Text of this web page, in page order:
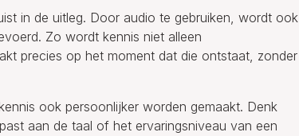
in de uitleg. Door audio te gebruiken, wordt ook
Zo wordt kennis niet alleen
precies op het moment dat die ontstaat, zonder
ook persoonlijker worden gemaakt. Denk
aan de taal of het ervaringsniveau van een